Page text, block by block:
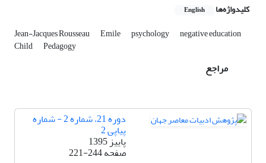
کلیدواژه‌ها English
Jean-Jacques Rousseau Emile psychology negative education
Child Pedagogy
مراجع
دوره 21، شماره 2 - شماره
پیاپی 2
پاییز 1395
صفحه221-244